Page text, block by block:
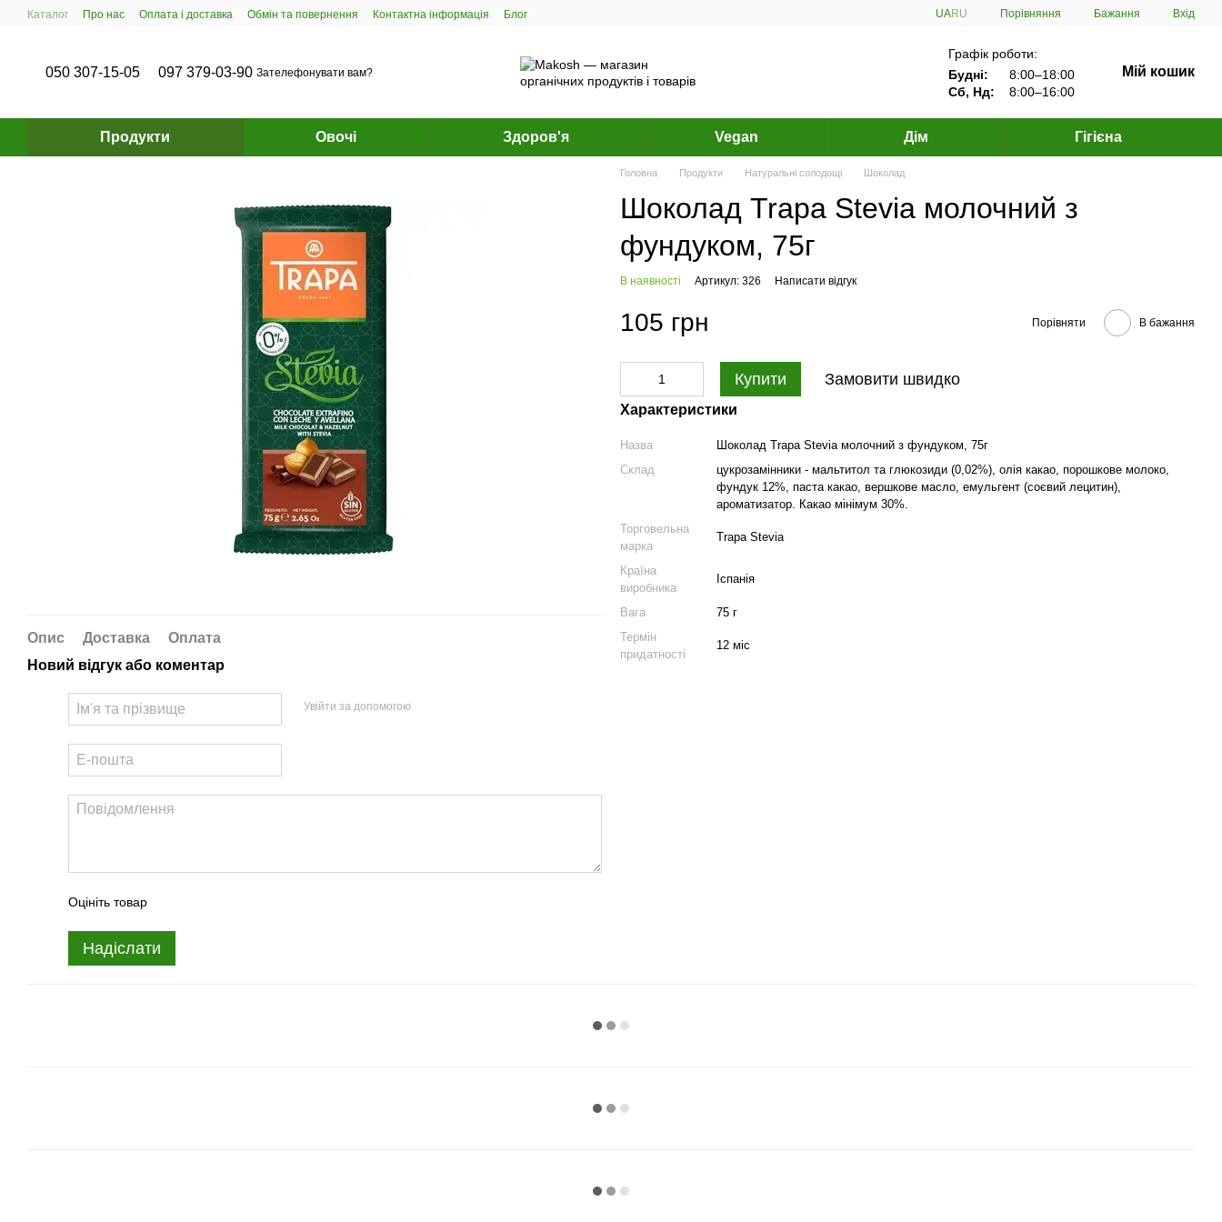
Перейти до основного контенту
Каталог Про нас Оплата і доставка Обмін та повернення Контактна інформація Блог UARU Порівняння Бажання Вхід
050 307-15-05 097 379-03-90 Зателефонувати вам?
Графік роботи:
Будні:
8:00–18:00
Сб, Нд:
8:00–16:00
Мій кошик
Продукти Овочі Здоров'я Vegan Дім Гігієна
Опис Доставка
Оплата
Новий відгук або коментар
Увійти за допомогою
Оцініть товар
Надіслати
Головна Продукти Натуральні солодощі Шоколад
Шоколад Trapa Stevia молочний з
фундуком, 75г
В наявності Артикул: 326 Написати відгук
105 грн Порівняти В бажання
Купити Замовити швидко
Характеристики
Назва
Шоколад Trapa Stevia молочний з фундуком, 75г
Склад
цукрозамінники - мальтитол та глюкозиди (0,02%), олія какао, порошкове молоко,
фундук 12%, паста какао, вершкове масло, емульгент (соєвий лецитин),
ароматизатор. Какао мінімум 30%.
Торговельна
марка
Trapa Stevia
Країна
виробника
Іспанія
Вага
75 г
Термін
придатності
12 міс